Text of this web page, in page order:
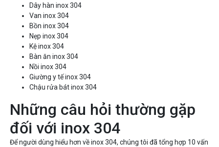
Dây hàn inox 304
Van inox 304
Bồn inox 304
Nẹp inox 304
Kệ inox 304
Bàn ăn inox 304
Nồi inox 304
Giường y tế inox 304
Chậu rửa bát inox 304
Những câu hỏi thường gặp
đối với inox 304
Để người dùng hiểu hơn về inox 304, chúng tôi đã tổng hợp 10 vấn